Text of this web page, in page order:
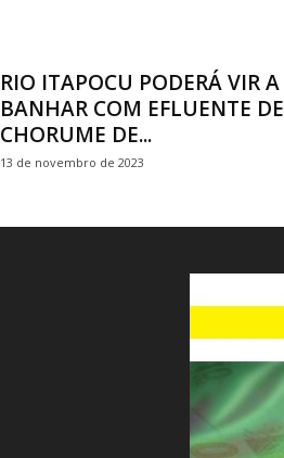
RIO ITAPOCU PODERÁ VIR A
BANHAR COM EFLUENTE DE
CHORUME DE...
13 de novembro de 2023